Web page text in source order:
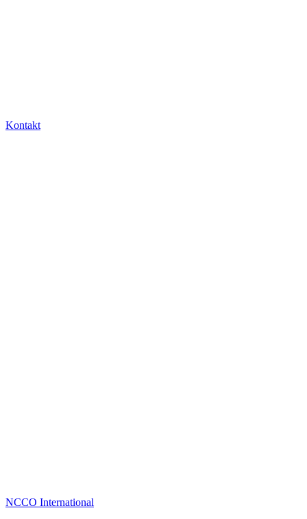
Kontakt
NCCO International